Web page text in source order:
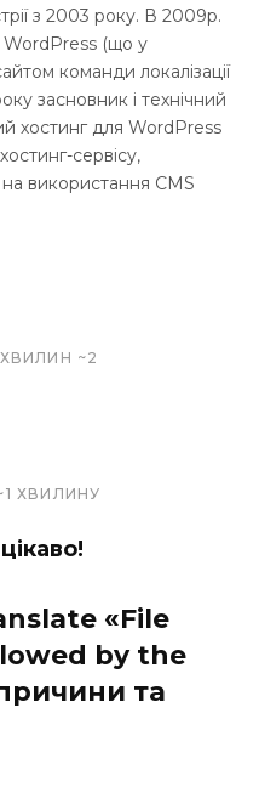
з 2003 року. В 2009р.
WordPress (що у
команди локалізації
засновник і технічний
хостинг для WordPress
сервісу,
використання CMS
~2
ХВИЛИНУ
«File
by the
та